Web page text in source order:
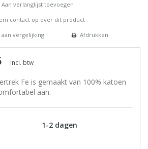
Aan verlanglijst toevoegen
contact op over dit product
vergelijking
Afdrukken
Incl. btw
Fe is gemaakt van 100% katoen
aan.
1-2 dagen